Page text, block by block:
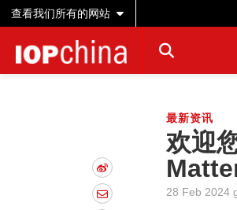
查看我们所有的网站
最新资讯
欢迎
28 Feb 2024